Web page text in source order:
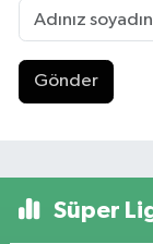
Gönder
Süper